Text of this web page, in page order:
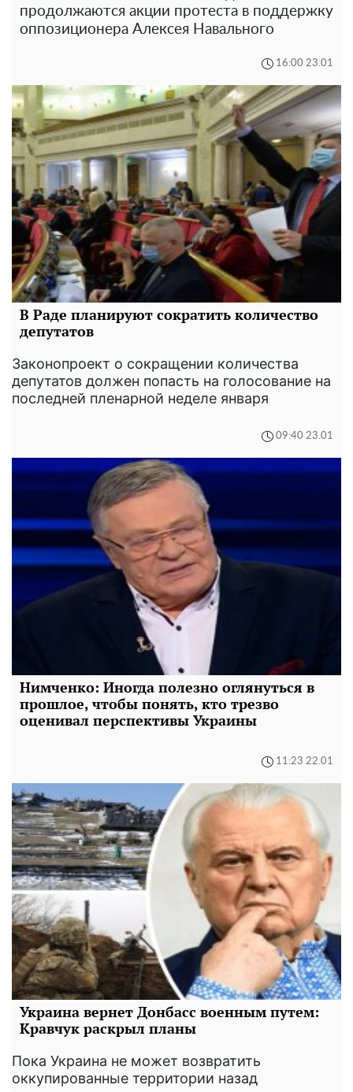
продолжаются акции протеста в поддержку
оппозиционера Алексея Навального
16:00 23.01
В Раде планируют сократить количество
депутатов
Законопроект о сокращении количества
депутатов должен попасть на голосование на
последней пленарной неделе января
09:40 23.01
Нимченко: Иногда полезно оглянуться в
прошлое, чтобы понять, кто трезво
оценивал перспективы Украины
11:23 22.01
Украина вернет Донбасс военным путем:
Кравчук раскрыл планы
Пока Украина не может возвратить
оккупированные территории назад